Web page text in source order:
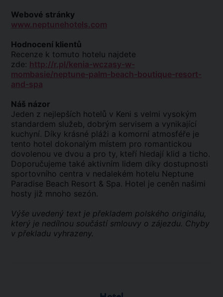
Webové stránky
www.neptunehotels.com
Hodnocení klientů
Recenze k tomuto hotelu najdete
zde: http://r.pl/kenia-wczasy-w-
mombasie/neptune-palm-beach-boutique-resort-
and-spa
Náš názor
Jeden z nejlepších hotelů v Keni s velmi vysokým
standardem služeb, dobrým servisem a vynikající
kuchyní. Díky krásné pláži a komorní atmosféře je
tento hotel dokonalým místem pro romantickou
dovolenou ve dvou a pro ty, kteří hledají klid a ticho.
Doporučujeme také aktivním lidem díky dostupnosti
sportovního centra v nedalekém hotelu Neptune
Paradise Beach Resort & Spa. Hotel je ceněn našimi
hosty již mnoho sezón.
Výše uvedený text je překladem polského originálu,
který je nedílnou součástí smlouvy o zájezdu. Chyby
v překladu vyhrazeny.